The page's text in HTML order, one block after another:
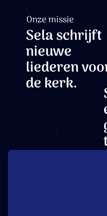
Onze missie
Sela schrijft
nieuwe
liederen
de kerk.